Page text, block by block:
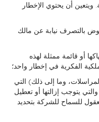
أن يحتوي الإخطار
بالتصرف نيابة عن مالك
أو قائمة ممثلة لهذه
الفكرية في إخطار واحد؛
وما إلى ذلك) التي
يتوجب إزالتها أو تعطيل
للسماح للشركة بتحديد